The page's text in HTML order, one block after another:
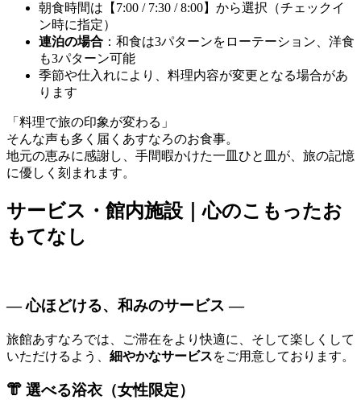
朝食時間は【7:00 / 7:30 / 8:00】から選択（チェックイ
ン時に指定）
連泊の場合 ：和食は3パターンをローテーション、洋食
も3パターン可能
季節や仕入れにより、料理内容が変更となる場合があ
ります
「料理で旅の印象が変わる」
そんな声も多く届くあすなろのお食事。
地元の恵みに感謝し、手間暇かけた一皿ひと皿が、旅の記憶
に優しく刻まれます。
サービス・館内施設｜心のこもったお
もてなし
― 心ほどける、和みのサービス ―
旅館あすなろでは、ご滞在をより快適に、そして楽しくして
いただけるよう、 細やかなサービスをご用意しております。
👘 選べる浴衣（女性限定）